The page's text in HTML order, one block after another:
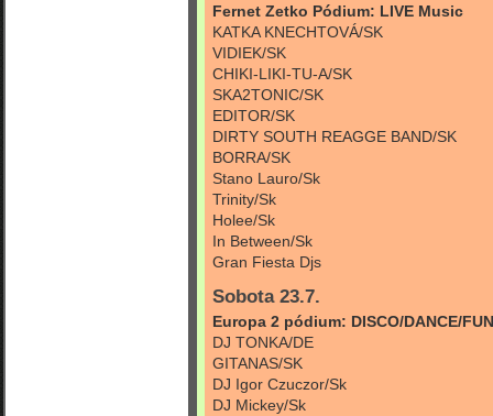
Fernet Zetko Pódium: LIVE Music
KATKA KNECHTOVÁ/SK
VIDIEK/SK
CHIKI-LIKI-TU-A/SK
SKA2TONIC/SK
EDITOR/SK
DIRTY SOUTH REAGGE BAND/SK
BORRA/SK
Stano Lauro/Sk
Trinity/Sk
Holee/Sk
In Between/Sk
Gran Fiesta Djs
Sobota 23.7.
Europa 2 pódium: DISCO/DANCE/
DJ TONKA/DE
GITANAS/SK
DJ Igor Czuczor/Sk
DJ Mickey/Sk